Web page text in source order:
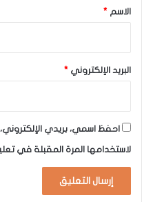
*الاسم *
البريد الإلكتروني *
احفظ اسمي، بريدي
لاستخدامها المرة المقبلة في